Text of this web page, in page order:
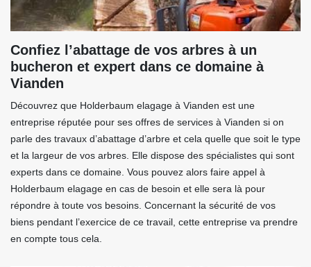
Confiez l’abattage de vos arbres à un
bucheron et expert dans ce domaine à
Vianden
Découvrez que Holderbaum elagage à Vianden est une
entreprise réputée pour ses offres de services à Vianden si on
parle des travaux d’abattage d’arbre et cela quelle que soit le type
et la largeur de vos arbres. Elle dispose des spécialistes qui sont
experts dans ce domaine. Vous pouvez alors faire appel à
Holderbaum elagage en cas de besoin et elle sera là pour
répondre à toute vos besoins. Concernant la sécurité de vos
biens pendant l’exercice de ce travail, cette entreprise va prendre
en compte tous cela.